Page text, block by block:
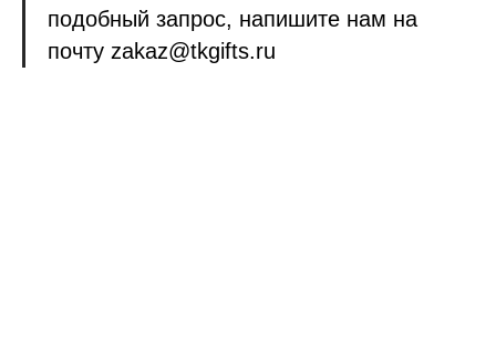
подобный запрос, напишите нам на
почту zakaz@tkgifts.ru